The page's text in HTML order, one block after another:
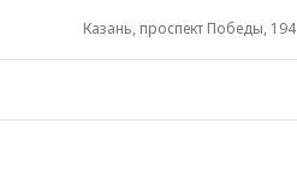
Казань, проспект Победы, 194